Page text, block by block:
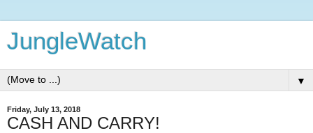
JungleWatch
▼
Friday, July 13, 2018
CASH AND CARRY!